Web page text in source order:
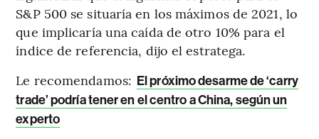
S&P 500 se situaría en los máximos de 2021, lo
que implicaría una caída de otro 10% para el
índice de referencia, dijo el estratega.
Le recomendamos: El próximo desarme de ‘carry
trade’ podría tener en el centro a China, según un
experto